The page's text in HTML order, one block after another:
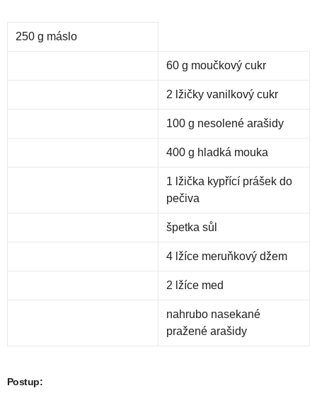
250 g máslo
60 g moučkový cukr
2 lžičky vanilkový cukr
100 g nesolené arašidy
400 g hladká mouka
1 lžička kypřící prášek do
pečiva
špetka sůl
4 lžíce meruňkový džem
2 lžíce med
nahrubo nasekané
pražené arašidy
Postup: